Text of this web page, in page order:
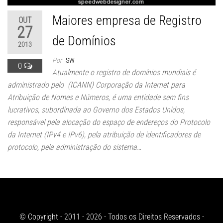
OUT
27
2013
0
Maiores empresa de Registro
de Domínios
Por SW
Atualmente o registro de domínios mundiais é
administrado pelo (ICANN) Corporação da Internet para
Atribuição de Nomes e Números, é uma entidade sem fins
lucrativos, subordinada ao Governo dos Estados Unidos,
responsável pela alocação do espaço de endereços do Protocolo
da Internet (IPv4 e IPv6), pela atribuição de identificadores de
protocolo, pela administração do sistema…
© Copyright - 2011 - 2026 - Todos os Direitos Reservados -